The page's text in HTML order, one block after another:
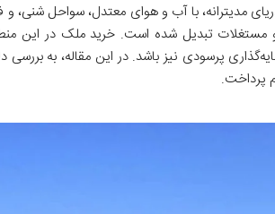
مدیترانه، با آب و هوای معتدل، سواحل
مستغلات تبدیل شده است. خرید ملک در این
پرسودی نیز باشد. در این مقاله، به
پرداخت.